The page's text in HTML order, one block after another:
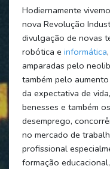
Hodiernamente
nova Revolução
divulgação de novas
robótica e informática
amparadas pelo
também pelo
da expectativa de
benesses e também
desemprego,
no mercado de
profissional
formação